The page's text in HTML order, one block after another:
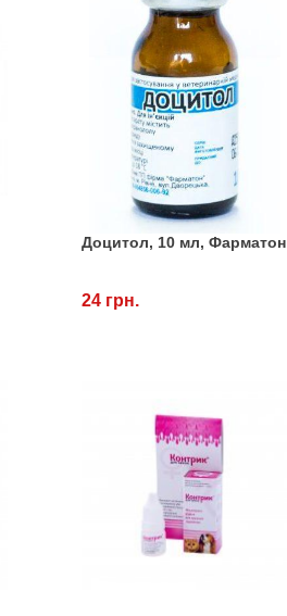
Доцитол, 10 мл, Фарматон
24 грн.